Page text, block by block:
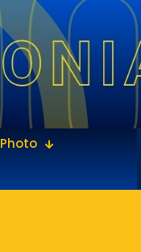
‎‏‏‎ ‎Photo